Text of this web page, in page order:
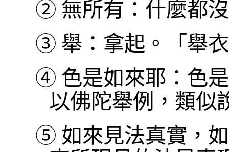
② 無所有：什麼都
③ 舉：拿起。「舉
④ 色是如來耶：色
以佛陀舉例，類似
⑤ 如來見法真實，